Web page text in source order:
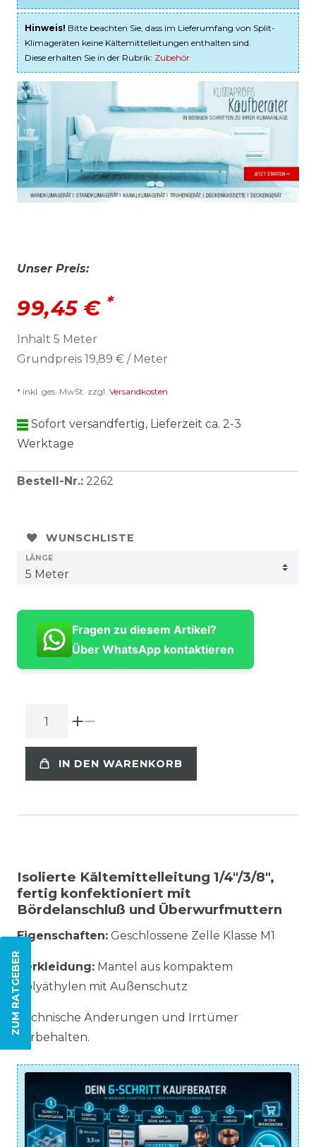
ZUM RATGEBER
Hinweis! Bitte beachten Sie, dass im Lieferumfang von Split-
Klimageräten keine Kältemittelleitungen enthalten sind.
Diese erhalten Sie in der Rubrik: Zubehör
Unser Preis:
99,45 € *
Inhalt 5 Meter
Grundpreis 19,89 € / Meter
* inkl. ges. MwSt. zzgl. Versandkosten
Sofort versandfertig, Lieferzeit ca. 2-3
Werktage
Bestell-Nr.: 2262
WUNSCHLISTE
LÄNGE
Fragen zu diesem Artikel?
Über WhatsApp kontaktieren
IN DEN WARENKORB
Isolierte Kältemittelleitung 1/4"/3/8",
fertig konfektioniert mit
Bördelanschluß und Überwurfmuttern
Eigenschaften: Geschlossene Zelle Klasse M1
Verkleidung: Mantel aus kompaktem
Polyäthylen mit Außenschutz
Technische Änderungen und Irrtümer
vorbehalten.